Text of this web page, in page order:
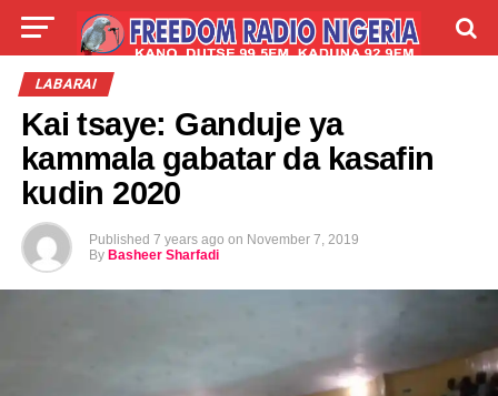
LIVE
TALLA
LABARAI
Kai tsaye: Ganduje ya
kammala gabatar da kasafin
kudin 2020
Published 7 years ago on November 7, 2019
By Basheer Sharfadi